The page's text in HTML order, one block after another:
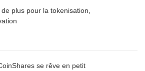
plus pour la tokenisation,
se rêve en petit